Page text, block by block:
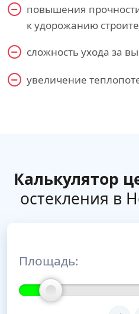
повышения
к удорожанию
сложность ухода за
увеличение
Калькулятор
остекления в
Площадь: